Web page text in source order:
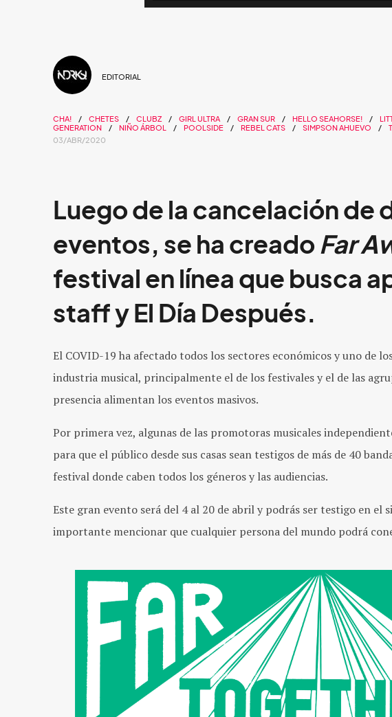
EDITORIAL
CHA! CHETES CLUBZ GIRL ULTRA GRAN SUR HELLO SEAHORSE!
GENERATION
NIÑO ÁRBOL POOLSIDE REBEL CATS SIMPSON AHUEVO
03/ABR/2020
Luego de la cancelación de
eventos, se ha creado Far
festival en línea que busca
staff y El Día Después.
El COVID-19 ha afectado todos los sectores económicos y uno de
industria musical, principalmente el de los festivales y el de las
presencia alimentan los eventos masivos.
Por primera vez, algunas de las promotoras musicales
para que el público desde sus casas sean testigos de más de 40
festival donde caben todos los géneros y las audiencias.
Este gran evento será del 4 al 20 de abril y podrás ser testigo en el
importante mencionar que cualquier persona del mundo podrá